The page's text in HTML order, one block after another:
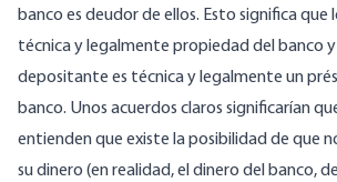
banco es deudor de ellos. Esto significa que
técnica y legalmente propiedad del banco y
depositante es técnica y legalmente un
banco. Unos acuerdos claros significarían
entienden que existe la posibilidad de que
su dinero (en realidad, el dinero del banco,